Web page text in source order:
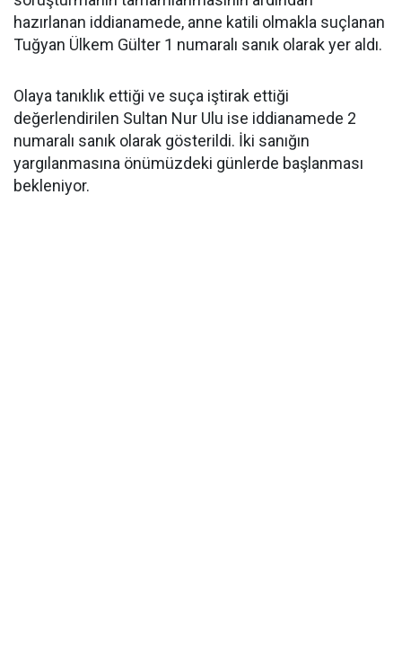
hazırlanan iddianamede, anne katili olmakla suçlanan
Tuğyan Ülkem Gülter 1 numaralı sanık olarak yer aldı.
Olaya tanıklık ettiği ve suça iştirak ettiği
değerlendirilen Sultan Nur Ulu ise iddianamede 2
numaralı sanık olarak gösterildi. İki sanığın
yargılanmasına önümüzdeki günlerde başlanması
bekleniyor.